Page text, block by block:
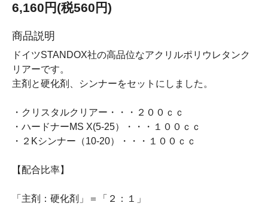
6,160円(税560円)
商品説明
ドイツSTANDOX社の高品位なアクリルポリウレタンク
リアーです。
主剤と硬化剤、シンナーをセットにしました。
・クリスタルクリアー・・・２００ｃｃ
・ハードナーMS X(5-25）・・・１００ｃｃ
・２Kシンナー（10-20）・・・１００ｃｃ
【配合比率】
「主剤：硬化剤」＝「２：１」